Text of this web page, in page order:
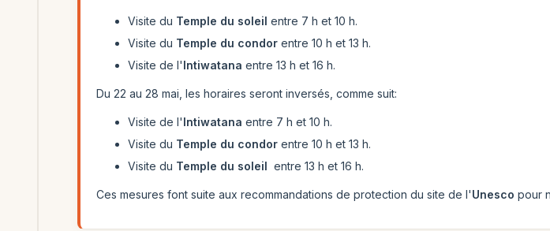
Visite du Temple du soleil entre 7 h et 10 h.
Visite du Temple du condor entre 10 h et 13 h.
Visite de l'Intiwatana entre 13 h et 16 h.
Du 22 au 28 mai, les horaires seront inversés, comme suit:
Visite de l'Intiwatana entre 7 h et 10 h.
Visite du Temple du condor entre 10 h et 13 h.
Visite du Temple du soleil entre 13 h et 16 h.
Ces mesures font suite aux recommandations de protection du site de l'Unesco pour